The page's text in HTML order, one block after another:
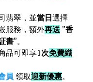
翡翠，並當日 選擇
服務，額外再送 ”香
書”。
品可即享1次免費織
員 領取迎新優惠。